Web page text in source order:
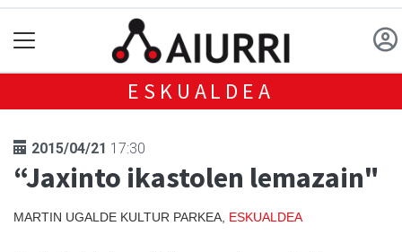
ESKUALDEA
2015/04/21 17:30
“Jaxinto ikastolen lemazain"
MARTIN UGALDE KULTUR PARKEA, ESKUALDEA